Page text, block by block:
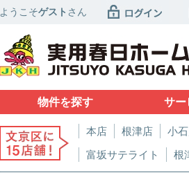
ようこそゲスト さん
物件を探す サー
本店 根津店 小
富坂サテライト
根